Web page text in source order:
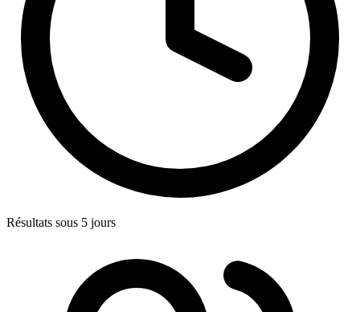
Résultats sous 5 jours